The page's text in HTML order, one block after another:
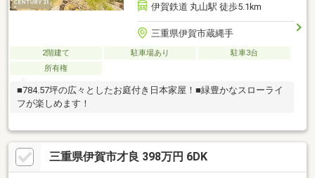
伊賀鉄道 丸山駅 徒歩5.1km
三重県伊賀市蔵縄手
2階建て 駐車場あり
駐車3台
所有権
■784.57坪の広々としたお庭付き日本家屋！■緑豊かなスローライ
フが楽しめます！
三重県伊賀市才良 398万円 6DK